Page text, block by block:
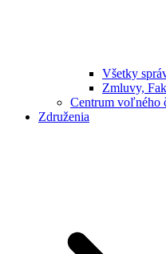
Všetky
Zmluvy,
Centrum voľného
Združenia